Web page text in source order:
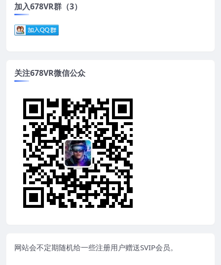
加入678VR群（3）
关注678VR微信公众
网站会不定期随机给一些注册用户赠送SVIP会员。